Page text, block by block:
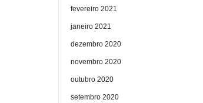
fevereiro 2021
janeiro 2021
dezembro 2020
novembro 2020
outubro 2020
setembro 2020